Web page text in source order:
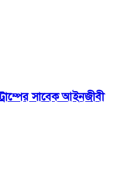
ট্রাম্পের সাবেক আইনজীবী